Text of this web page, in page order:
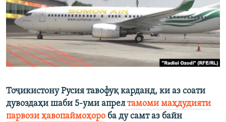
ГУЗОРИШҲОИ РАДИОӢ
Русский
ПАЙГИРӢ КУНЕД
Ҳамаи сомонаҳои RFE/RL
Тоҷикистону Русия тавофуқ карданд, ки аз соати
дувоздаҳи шаби 5-уми апрелтамоми маҳдудияти
парвози ҳавопаймоҳоро ба ду самт аз байн